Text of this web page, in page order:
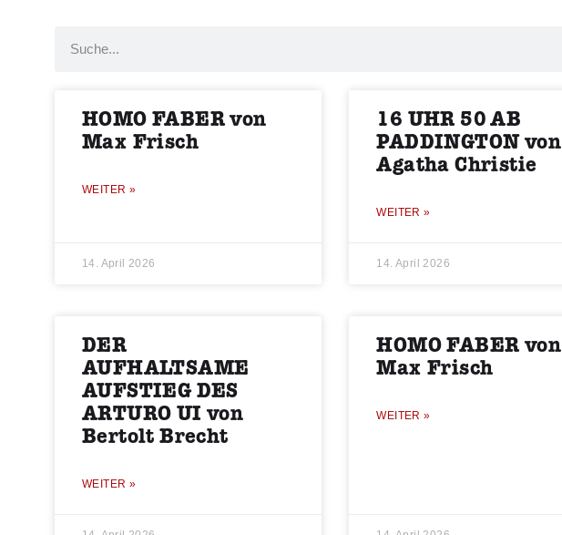
HOMO FABER von
Max Frisch
WEITER »
14. April 2026
16 UHR 50 AB
PADDINGTON von
Agatha Christie
WEITER »
14. April 2026
DER
AUFHALTSAME
AUFSTIEG DES
ARTURO UI von
Bertolt Brecht
WEITER »
HOMO FABER von
Max Frisch
WEITER »